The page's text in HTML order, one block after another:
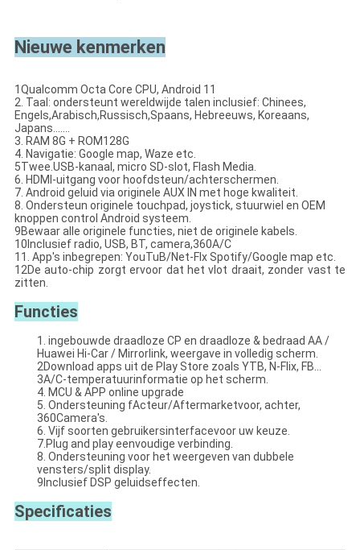
Nieuwe kenmerken
1Qualcomm Octa Core CPU, Android 11
2. Taal: ondersteunt wereldwijde talen inclusief: Chinees,
Engels,Arabisch,Russisch,Spaans, Hebreeuws, Koreaans,
Japans.......
3. RAM 8G + ROM128G
4. Navigatie: Google map, Waze etc.
5Twee.USB-kanaal, micro SD-slot, Flash Media.
6. HDMI-uitgang voor hoofdsteun/achterschermen.
7. Android geluid via originele AUX IN met hoge kwaliteit.
8. Ondersteun originele touchpad, joystick, stuurwiel en OEM
knoppen control Android systeem.
9Bewaar alle originele functies, niet de originele kabels.
10Inclusief radio, USB, BT, camera,360A/C
11. App's inbegrepen: YouTuB/Net-Flx Spotify/Google map etc.
12De auto-chip zorgt ervoor dat het vlot draait, zonder vast te
zitten.
Functies
1. ingebouwde draadloze CP en draadloze & bedraad AA /
Huawei Hi-Car / Mirrorlink, weergave in volledig scherm.
2Download apps uit de Play Store zoals YTB, N-Flix, FB...
3A/C-temperatuurinformatie op het scherm.
4. MCU & APP online upgrade
5. Ondersteuning fActeur/Aftermarketvoor, achter,
360Camera's.
6. Vijf soorten gebruikersinterfacevoor uw keuze.
7.Plug and play eenvoudige verbinding.
8. Ondersteuning voor het weergeven van dubbele
vensters/split display.
9Inclusief DSP geluidseffecten.
Specificaties